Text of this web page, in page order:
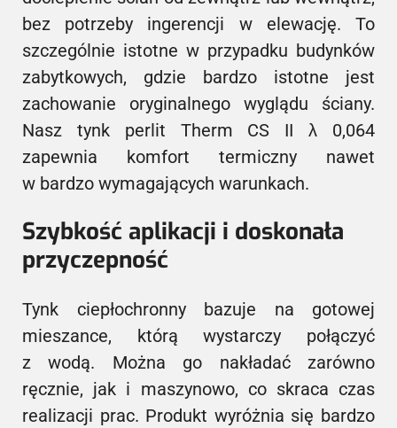
bez potrzeby ingerencji w elewację. To
szczególnie istotne w przypadku budynków
zabytkowych, gdzie bardzo istotne jest
zachowanie oryginalnego wyglądu ściany.
Nasz tynk perlit Therm CS II λ 0,064
zapewnia komfort termiczny nawet
w bardzo wymagających warunkach.
Szybkość aplikacji i doskonała
przyczepność
Tynk ciepłochronny bazuje na gotowej
mieszance, którą wystarczy połączyć
z wodą. Można go nakładać zarówno
ręcznie, jak i maszynowo, co skraca czas
realizacji prac. Produkt wyróżnia się bardzo